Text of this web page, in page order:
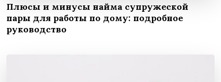
Плюсы и минусы найма супружеской
пары для работы по дому: подробное
руководство